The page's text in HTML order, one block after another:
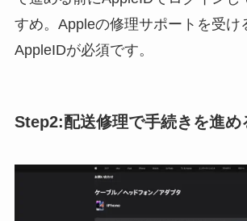
すめ。Appleの修理サポートを受け
AppleIDが必須です。
Step2:配送修理で手続きを進め